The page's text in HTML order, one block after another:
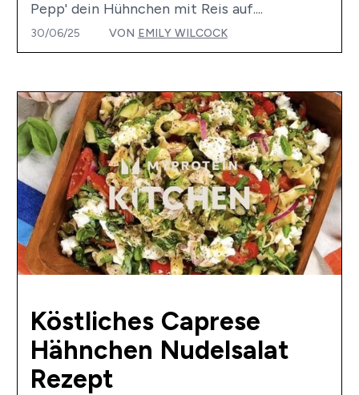
Pepp' dein Hühnchen mit Reis auf....
30/06/25 VON EMILY WILCOCK
Köstliches Caprese
Hähnchen Nudelsalat
Rezept